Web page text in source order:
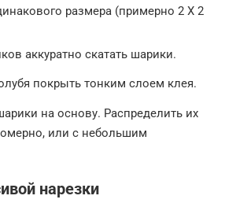
размера (примерно 2 Х 2
аккуратно скатать шарики.
покрыть тонким слоем клея.
на основу. Распределить их
или с небольшим
нарезки